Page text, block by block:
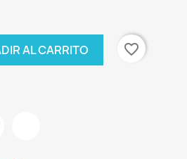
AL CARRITO favorite_border